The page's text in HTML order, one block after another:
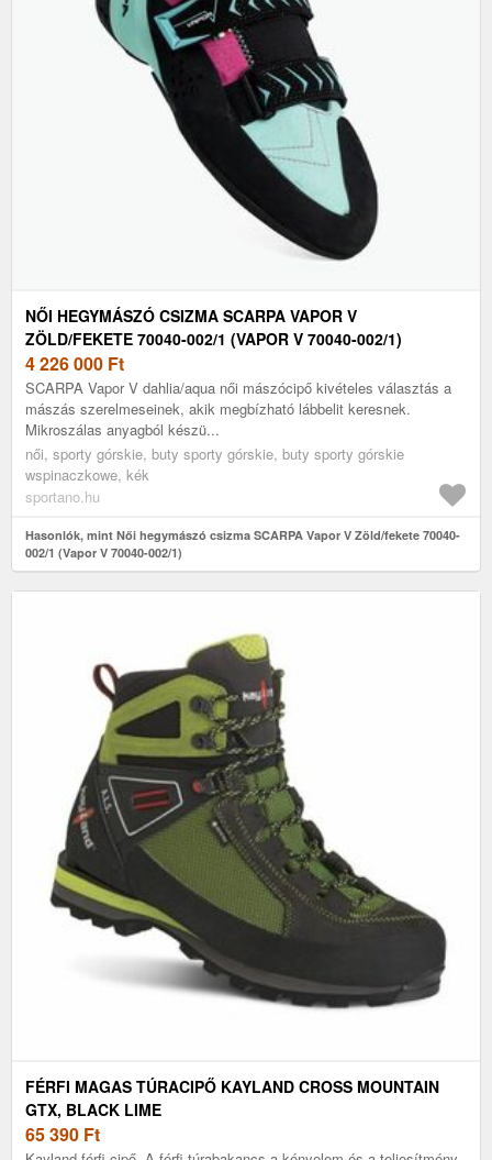
NŐI HEGYMÁSZÓ CSIZMA SCARPA VAPOR V
ZÖLD/FEKETE 70040-002/1 (VAPOR V 70040-002/1)
4 226 000 Ft
SCARPA Vapor V dahlia/aqua női mászócipő kivételes választás a
mászás szerelmeseinek, akik megbízható lábbelit keresnek.
Mikroszálas anyagból készü...
női, sporty górskie, buty sporty górskie, buty sporty górskie
wspinaczkowe, kék
sportano.hu
Hasonlók, mint Női hegymászó csizma SCARPA Vapor V Zöld/fekete 70040-
002/1 (Vapor V 70040-002/1)
FÉRFI MAGAS TÚRACIPŐ KAYLAND CROSS MOUNTAIN
GTX, BLACK LIME
65 390 Ft